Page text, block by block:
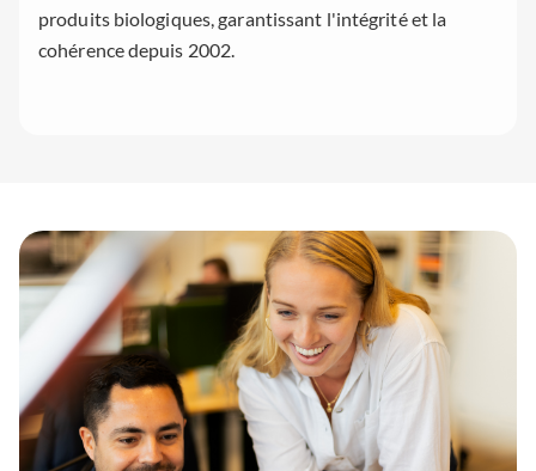
produits biologiques, garantissant l'intégrité et la
cohérence depuis 2002.